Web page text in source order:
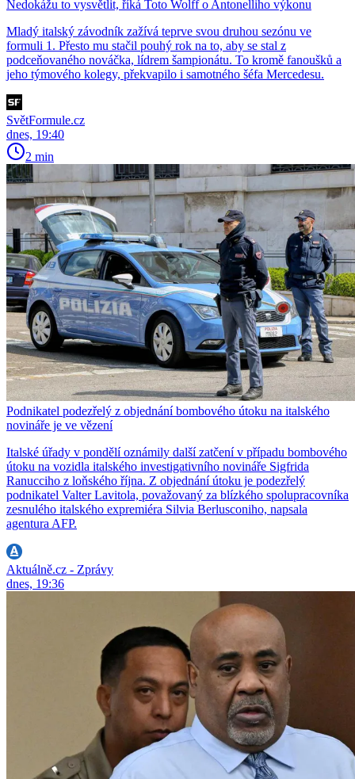
Nedokážu to vysvětlit, říká Toto Wolff o Antonelliho výkonu
Mladý italský závodník zažívá teprve svou druhou sezónu ve
formuli 1. Přesto mu stačil pouhý rok na to, aby se stal z
podceňovaného nováčka, lídrem šampionátu. To kromě fanoušků a
jeho týmového kolegy, překvapilo i samotného šéfa Mercedesu.
SvětFormule.cz
dnes, 19:40
2 min
Podnikatel podezřelý z objednání bombového útoku na italského
novináře je ve vězení
Italské úřady v pondělí oznámily další zatčení v případu bombového
útoku na vozidla italského investigativního novináře Sigfrida
Ranucciho z loňského října. Z objednání útoku je podezřelý
podnikatel Valter Lavitola, považovaný za blízkého spolupracovníka
zesnulého italského expremiéra Silvia Berlusconiho, napsala
agentura AFP.
Aktuálně.cz - Zprávy
dnes, 19:36